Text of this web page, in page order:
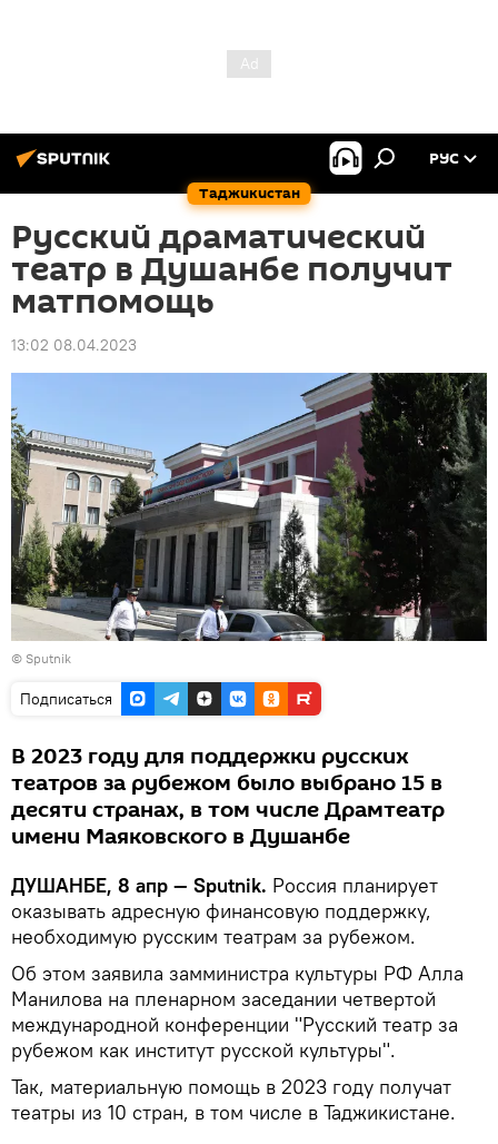
Таджикистан
РУС
Русский драматический
театр в Душанбе получит
матпомощь
13:02 08.04.2023
© Sputnik
Подписаться
В 2023 году для поддержки русских
театров за рубежом было выбрано 15 в
десяти странах, в том числе Драмтеатр
имени Маяковского в Душанбе
ДУШАНБЕ, 8 апр — Sputnik. Россия планирует
оказывать адресную финансовую поддержку,
необходимую русским театрам за рубежом.
Об этом заявила замминистра культуры РФ Алла
Манилова на пленарном заседании четвертой
международной конференции "Русский театр за
рубежом как институт русской культуры".
Так, материальную помощь в 2023 году получат
театры из 10 стран, в том числе в Таджикистане.